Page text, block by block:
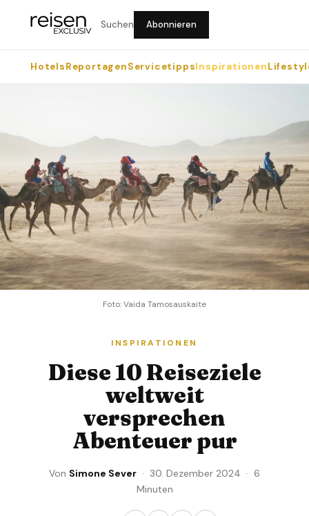
Suchen Abonnieren
HotelsReportagenServicetippsInspirationen
Foto: Vaida Tamosauskaite
INSPIRATIONEN
Diese 10 Reiseziele
weltweit
versprechen
Abenteuer pur
Von Simone Sever · 30. Dezember 2024 · 6
Minuten